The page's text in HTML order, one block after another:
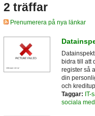
2 träffar
Prenumerera på nya länkar
bidra till att
register så
din
och
Taggar: IT-
sociala